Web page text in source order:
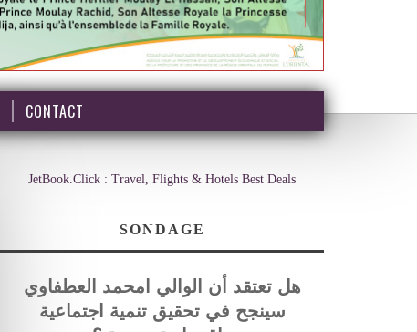
CONTACT
JetBook.Click : Travel, Flights & Hotels Best Deals
SONDAGE
هل تعتقد أن الوالي امحمد العطفاوي
سينجح في تحقيق تنمية اجتماعية